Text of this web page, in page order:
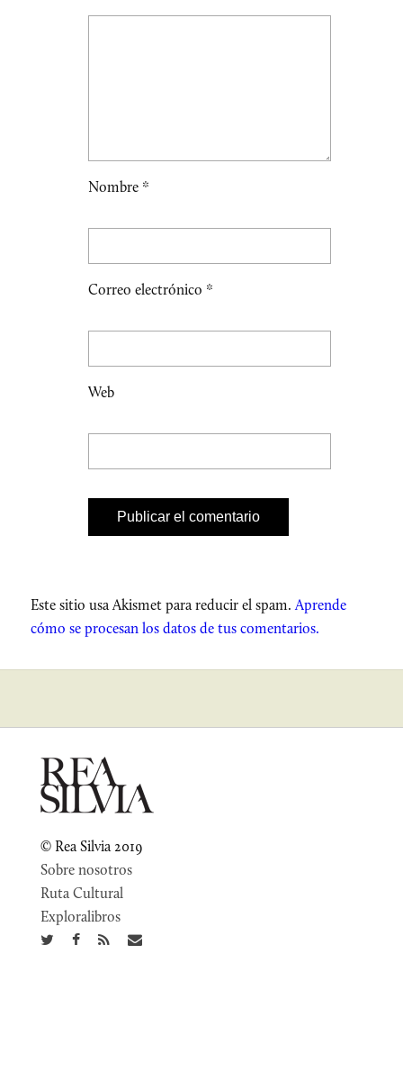
Nombre *
Correo electrónico *
Web
Este sitio usa Akismet para reducir el spam.Aprende
cómo se procesan los datos de tus comentarios.
© Rea Silvia 2019
Sobre nosotros
Ruta Cultural
Exploralibros